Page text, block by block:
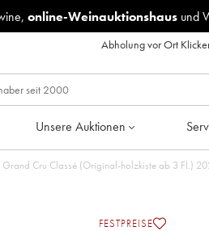
online-Weinauktionshausund
Abholung vor Ort
Unsere Auktionen
Cru Classé (Original-holzkiste ab 3 Fl.)
FESTPREISE